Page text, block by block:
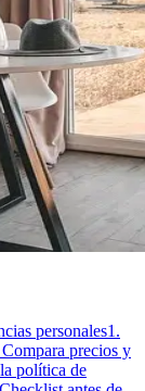
personales1.
precios y
política de